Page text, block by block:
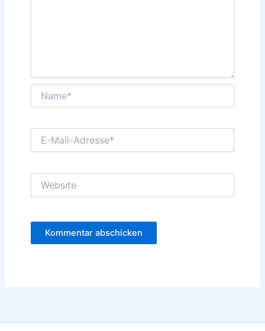
Mail-